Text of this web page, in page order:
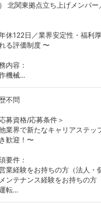
北関東拠点立ち上げメンバ
休122日／業界安定性・福利
る評価制度 〜
内容：
機械...
不問
募資格/応募条件＞
業界で新たなキャリアステッ
歓迎！〜
要件：
営業経験をお持ちの方（法人・
ンテナンス経験をお持ちの方
転...